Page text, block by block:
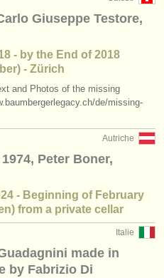
Giuseppe Testore,
- by the End of 2018
- Zürich
and Photos of the missing
de/missing-
Autriche
Peter Boner,
- Beginning of February
from a private cellar
Italie
made in
by Fabrizio Di